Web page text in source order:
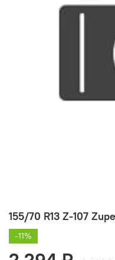
155/70 R13 Z-107
-11%